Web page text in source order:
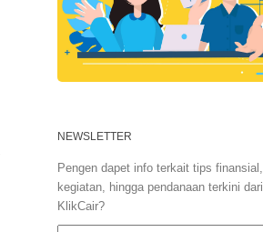
NEWSLETTER
Pengen dapet info terkait tips finansial,
kegiatan, hingga pendanaan terkini dari
KlikCair?